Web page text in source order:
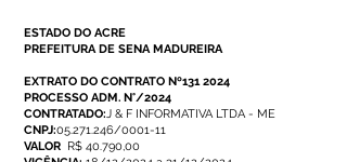
ESTADO DO ACRE
PREFEITURA DE SENA MADUREIRA
EXTRATO DO CONTRATO Nº131 2024
PROCESSO ADM. N°/2024
CONTRATADO:J & F INFORMATIVA LTDA - ME
CNPJ:05.271.246/0001-11
VALOR R$ 40.790,00